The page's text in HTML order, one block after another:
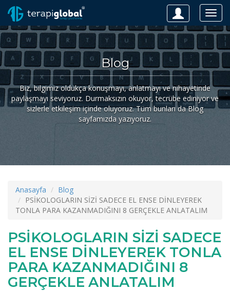
Blog
Biz, bilgimiz oldukça konuşmayı, anlatmayı ve nihayetinde
paylaşmayı seviyoruz. Durmaksızın okuyor, tecrübe ediniyor ve
sizlerle etkileşim içinde oluyoruz. Tüm bunları da Blog
sayfamızda yazıyoruz.
Anasayfa
Blog
PSİKOLOGLARIN SİZİ SADECE EL ENSE DİNLEYEREK
TONLA PARA KAZANMADIĞINI 8 GERÇEKLE ANLATALIM
PSİKOLOGLARIN SİZİ SADECE
EL ENSE DİNLEYEREK TONLA
PARA KAZANMADIĞINI 8
GERÇEKLE ANLATALIM